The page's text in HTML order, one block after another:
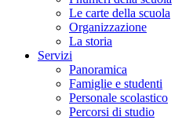
Le carte della scuola
Organizzazione
La storia
Servizi
Panoramica
Famiglie e studenti
Personale scolastico
Percorsi di studio